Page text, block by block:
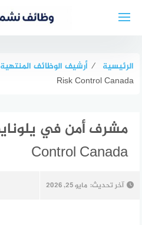
الرئيسية ⁄ أرشيف الوظائف المنتهية
Risk Control Canada
Control Canada
آخر تحديث: مايو 25, 2026